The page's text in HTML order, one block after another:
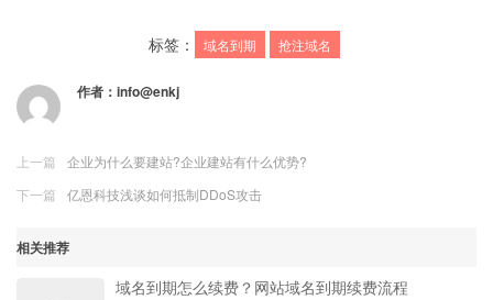
标签： 域名到期 抢注域名
作者： info@enkj
上一篇
企业为什么要建站?企业建站有什么优势?
下一篇
亿恩科技浅谈如何抵制DDoS攻击
相关推荐
域名到期怎么续费？网站域名到期续费流程